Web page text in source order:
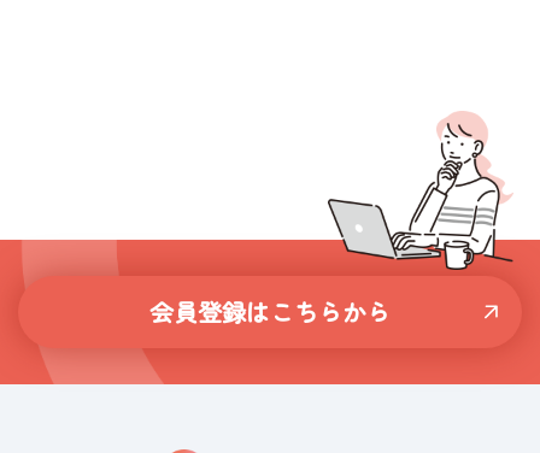
会員登録はこちらから